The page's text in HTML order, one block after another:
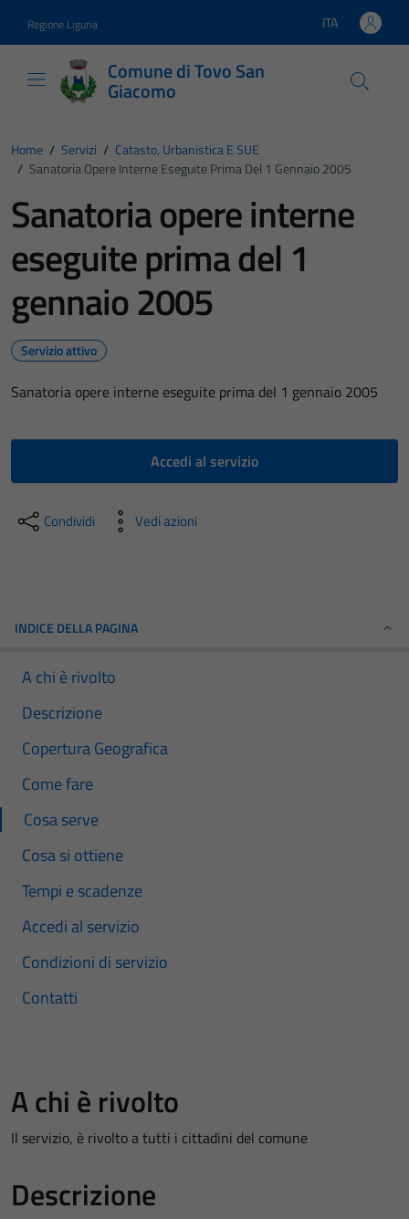
Regione Liguria Lingua attiva:
ITA
Comune di Tovo San
Giacomo
Home / Servizi / Catasto, Urbanistica E SUE
/ Sanatoria Opere Interne Eseguite Prima Del 1 Gennaio 2005
Sanatoria opere interne
eseguite prima del 1
gennaio 2005
Servizio attivo
Sanatoria opere interne eseguite prima del 1 gennaio 2005
Accedi al servizio
Condividi Vedi azioni
INDICE DELLA PAGINA
A chi è rivolto
Descrizione
Copertura Geografica
Come fare
Cosa serve
Cosa si ottiene
Tempi e scadenze
Accedi al servizio
Condizioni di servizio
Contatti
A chi è rivolto
Il servizio, è rivolto a tutti i cittadini del comune
Descrizione